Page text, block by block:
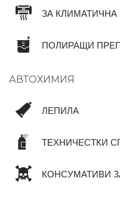
ЗА КЛИМАТИЧНА
ПОЛИРАЩИ
АВТОХИМИЯ
ЛЕПИЛА
ТЕХНИЧЕСТКИ
КОНСУМАТИВИ